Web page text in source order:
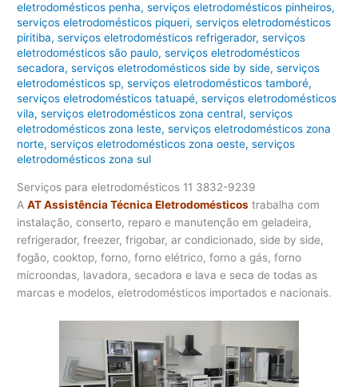
eletrodomésticos penha,serviços eletrodomésticos pinheiros,
serviços eletrodomésticos piqueri,serviços eletrodomésticos
piritiba,serviços eletrodomésticos refrigerador,serviços
eletrodomésticos são paulo,serviços eletrodomésticos
secadora,serviços eletrodomésticos side by side,serviços
eletrodomésticos sp,serviços eletrodomésticos tamboré,
serviços eletrodomésticos tatuapé,serviços eletrodomésticos
vila,serviços eletrodomésticos zona central,serviços
eletrodomésticos zona leste,serviços eletrodomésticos zona
norte,serviços eletrodomésticos zona oeste,serviços
eletrodomésticos zona sul
Serviços para eletrodomésticos 11 3832-9239
AAT Assistência Técnica Eletrodomésticos trabalha com
instalação, conserto, reparo e manutenção em geladeira,
refrigerador, freezer, frigobar, ar condicionado, side by side,
fogão, cooktop, forno, forno elétrico, forno a gás, forno
microondas, lavadora, secadora e lava e seca de todas as
marcas e modelos, eletrodomésticos importados e nacionais.